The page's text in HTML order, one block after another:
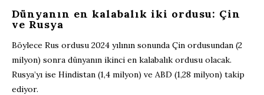
Dünyanın en kalabalık iki ordusu: Çin
ve Rusya
Böylece Rus ordusu 2024 yılının sonunda Çin ordusundan (2
milyon) sonra dünyanın ikinci en kalabalık ordusu olacak.
Rusya’yı ise Hindistan (1,4 milyon) ve ABD (1,28 milyon) takip
ediyor.